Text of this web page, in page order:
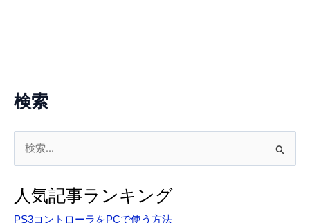
検索
象
:
人気記事ランキング
PS3コントローラをPCで使う方法